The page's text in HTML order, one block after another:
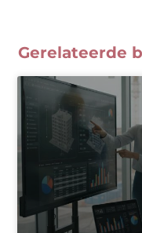
Gerelateerde